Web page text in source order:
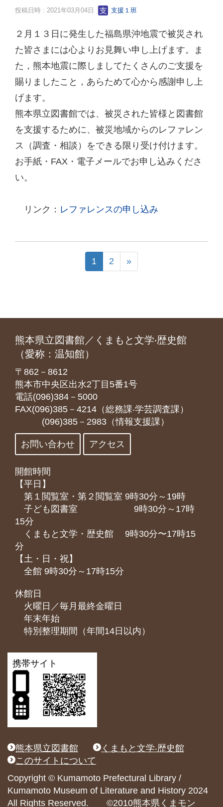
投稿日時 : 2021年03月04日 支援１班
２月１３日に発生した福島県沖地震で被災され
た皆さまには心よりお見舞い申し上げます。ま
た，熊本地震に際しましてたくさんのご支援を
賜りましたこと，あらためて心から感謝申し上
げます。
熊本県立図書館では、被災された皆様と図書館
を支援するために、被災地域からのレファレン
ス（調査・相談）をできる限り受け付けます。
お手紙・FAX・電子メールでお申し込みくださ
い。
リンク： レファレンスの申し込み
1 2 »
熊本県立図書館／くまもと文学‧歴史館
（愛称：温知館）
〒862－8612
熊本市中央区出水2丁目5番1号
電話(096)384－5000
FAX(096)385－4214（総務課‧学芸調査課）
(096)385－2983（情報支援課）
お問い合わせ アクセス
開館時間
【平日】
第１閲覧室・第２閲覧室 9時30分～19時
子ども図書室 9時30分～17時
15分
くまもと⽂学・歴史館 9時30分〜17時15
分
【土・日・祝】
全館 9時30分～17時15分
休館日
火曜日／毎月最終金曜日
年末年始
特別整理期間（年間14日以内）
携帯サイト
熊本県立図書館
くまもと文学‧歴史館
このサイトについて
Copyright © Kumamoto Prefectural Library /
Kumamoto Museum of Literature and History 2024
All Rights Reserved. ©2010熊本県くまモン